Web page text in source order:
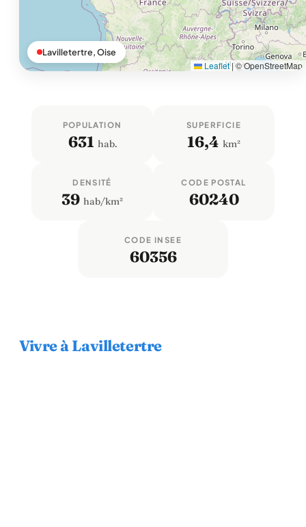
Leaflet |© OpenStreetMap
Lavilletertre, Oise
POPULATION
631 hab.
SUPERFICIE
16,4 km²
DENSITÉ
39 hab/km²
CODE POSTAL
60240
CODE INSEE
60356
Vivre à Lavilletertre